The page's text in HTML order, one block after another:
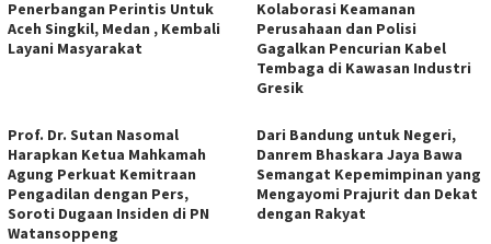
Penerbangan Perintis Untuk
Aceh Singkil, Medan , Kembali
Layani Masyarakat
Kolaborasi Keamanan
Perusahaan dan Polisi
Gagalkan Pencurian Kabel
Tembaga di Kawasan Industri
Gresik
Prof. Dr. Sutan Nasomal
Harapkan Ketua Mahkamah
Agung Perkuat Kemitraan
Pengadilan dengan Pers,
Soroti Dugaan Insiden di PN
Watansoppeng
Dari Bandung untuk Negeri,
Danrem Bhaskara Jaya Bawa
Semangat Kepemimpinan yang
Mengayomi Prajurit dan Dekat
dengan Rakyat